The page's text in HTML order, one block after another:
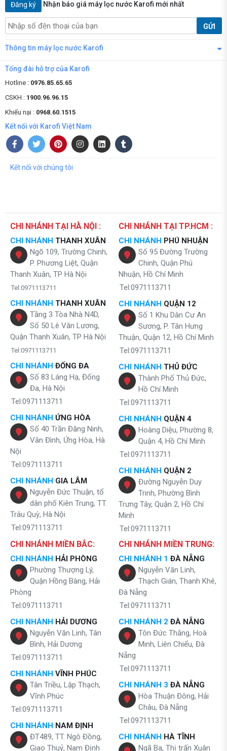
Đăng ký Nhận báo giá máy lọc nước Karofi mới nhất
GỬI
Thông tin máy lọc nước Karofi
Tổng đài hỗ trợ của Karofi
Hotline : 0976.85.65.65
CSKH : 1900.96.96.15
Khiếu nại : 0968.60.1515
Kết nối với Karofi Việt Nam
Kết nối với chúng tôi
CHI NHÁNH TẠI HÀ NỘI :
CHI NHÁNH THANH XUÂN
Ngõ 109, Trường Chinh,
P. Phương Liệt, Quận
Thanh Xuân, TP Hà Nội
Tel:0971113711
CHI NHÁNH THANH XUÂN
Tầng 3 Tòa Nhà N4D,
Số 50 Lê Văn Lương,
Quận Thanh Xuân, TP Hà Nội
Tel:0971113711
CHI NHÁNH ĐỐNG ĐA
Số 83 Láng Hạ, Đống
Đa, Hà Nội
Tel:0971113711
CHI NHÁNH ỨNG HÒA
Số 40 Trần Đăng Ninh,
Vân Đình, Ứng Hòa, Hà
Nội
Tel:0971113711
CHI NHÁNH GIA LÂM
Nguyễn Đức Thuận, tổ
dân phố Kiên Trung, TT.
Trâu Quỳ, Hà Nội
Tel:0971113711
CHI NHÁNH TẠI TP.HCM :
CHI NHÁNH PHÚ NHUẬN
Số 95 Đường Trường
Chinh, Quận Phú
Nhuận, Hồ Chí Minh
Tel:0971113711
CHI NHÁNH QUẬN 12
Số 1 Khu Dân Cư An
Sương, P. Tân Hưng
Thuận, Quận 12, Hồ Chí Minh
Tel:0971113711
CHI NHÁNH THỦ ĐỨC
Thành Phố Thủ Đức,
Hồ Chí Minh
Tel:0971113711
CHI NHÁNH QUẬN 4
Hoàng Diệu, Phường 8,
Quận 4, Hồ Chí Minh
Tel:0971113711
CHI NHÁNH QUẬN 2
Đường Nguyễn Duy
Trinh, Phường Bình
Trưng Tây, Quận 2, Hồ Chí
Minh
Tel:0971113711
CHI NHÁNH MIỀN BẮC:
CHI NHÁNH HẢI PHÒNG
Phường Thượng Lý,
Quận Hồng Bàng, Hải
Phòng
Tel:0971113711
CHI NHÁNH HẢI DƯƠNG
Nguyễn Văn Linh, Tân
Bình, Hải Dương
Tel:0971113711
CHI NHÁNH VĨNH PHÚC
Tân Triều, Lập Thạch,
Vĩnh Phúc
Tel:0971113711
CHI NHÁNH NAM ĐỊNH
ĐT489, TT. Ngô Đồng,
Giao Thuỷ, Nam Định
CHI NHÁNH MIỀN TRUNG:
CHI NHÁNH 1 ĐÀ NẴNG
Nguyễn Văn Linh,
Thạch Gián, Thanh Khê,
Đà Nẵng
Tel:0971113711
CHI NHÁNH 2 ĐÀ NẴNG
Tôn Đức Thắng, Hoà
Minh, Liên Chiểu, Đà
Nẵng
Tel:0971113711
CHI NHÁNH 3 ĐÀ NẴNG
Hòa Thuận Đông, Hải
Châu, Đà Nẵng
Tel:0971113711
CHI NHÁNH HÀ TĨNH
Ngã Ba, Thị trấn Xuân